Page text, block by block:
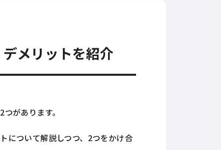
メリットを紹介
があります。
について解説しつつ、2つをかけ合